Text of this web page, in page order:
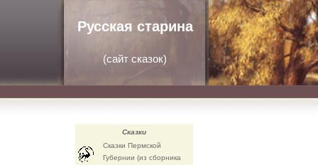
Русская старина
(сайт сказок)
Сказки
Сказки Пермской
Губернии (из сборника